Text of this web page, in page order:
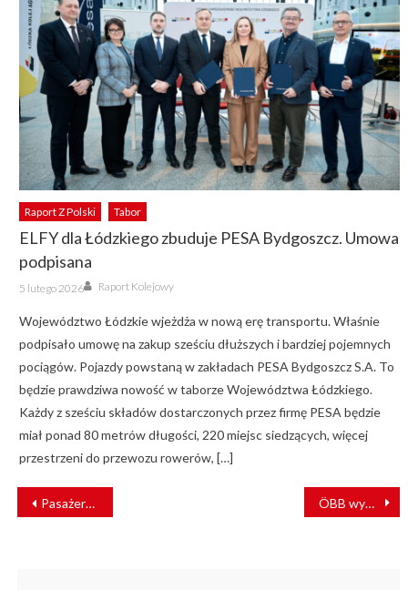
Raport Z Polski Tabor
ELFY dla Łódzkiego zbuduje PESA Bydgoszcz. Umowa
podpisana
Posted
on
5 lutego 2026 Author
Raport Kolejowy
Województwo Łódzkie wjeżdża w nową erę transportu. Właśnie
podpisało umowę na zakup sześciu dłuższych i bardziej pojemnych
pociągów. Pojazdy powstaną w zakładach PESA Bydgoszcz S.A. To
będzie prawdziwa nowość w taborze Województwa Łódzkiego.
Każdy z sześciu składów dostarczonych przez firmę PESA będzie
miał ponad 80 metrów długości, 220 miejsc siedzących, więcej
przestrzeni do przewozu rowerów, […]
NAWIGACJA
WPISU
Pasażerowie wracają na kolej. Lipiec z dużym wzrostem [RAPORT] ÖBB wybuduje między Redlham Tuffeltsham i Attnang-Puchheim dźwiękoszczelny mur